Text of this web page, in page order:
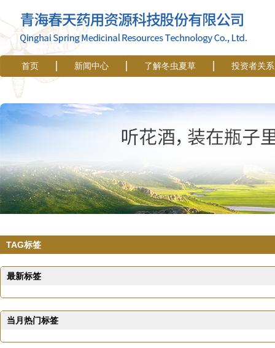
首页 新闻中心 了解冬虫夏草 投资者关系
TAG标签
最新标签
当月热门标签